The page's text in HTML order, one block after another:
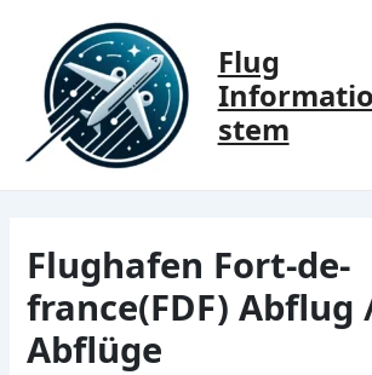
springen
Flug
stem
Flughafen Fort-de-
france(FDF) Abflug
Abflüge